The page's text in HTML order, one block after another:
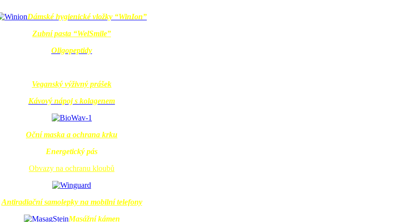
Dámské hygienické vložky “WinIon”
Zubní pasta “WelSmile”
Oligopeptidy
Veganský výživný prášek
Kávový nápoj s kolagenem
Oční maska a ochrana krku
Energetický pás
Obvazy na ochranu kloubů
Antiradiační samolepky na mobilní telefony
Masážní kámen